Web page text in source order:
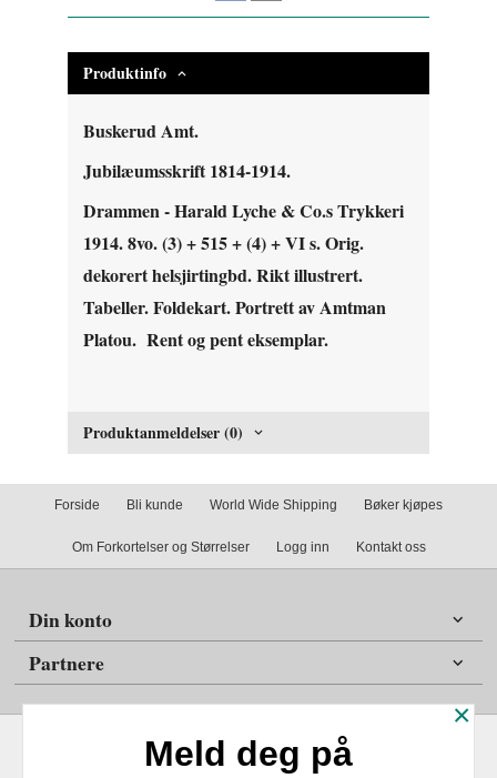
Produktinfo
Buskerud Amt.
Jubilæumsskrift 1814-1914.
Drammen - Harald Lyche & Co.s Trykkeri
1914. 8vo. (3) + 515 + (4) + VI s. Orig.
dekorert helsjirtingbd. Rikt illustrert.
Tabeller. Foldekart. Portrett av Amtman
Platou. Rent og pent eksemplar.
Produktanmeldelser (0)
Forside Bli kunde World Wide Shipping Bøker kjøpes
Om Forkortelser og Størrelser Logg inn Kontakt oss
Din konto
Partnere
×
Meld deg på